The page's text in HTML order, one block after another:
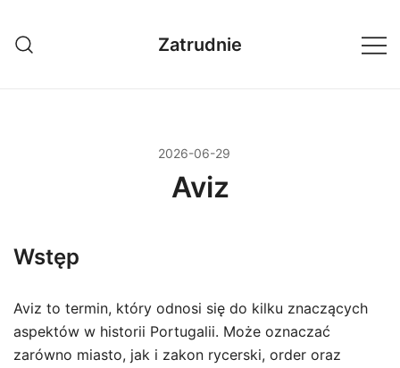
treści
Zatrudnie
2026-06-29
Aviz
Wstęp
Aviz to termin, który odnosi się do kilku znaczących
aspektów w historii Portugalii. Może oznaczać
zarówno miasto, jak i zakon rycerski, order oraz